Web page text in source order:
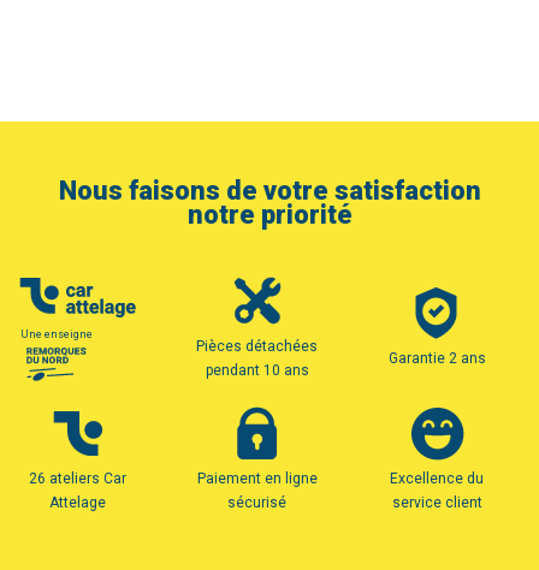
Nous faisons de votre satisfaction
notre priorité
Une enseigne
Pièces détachées
pendant 10 ans
Garantie 2 ans
26 ateliers Car
Attelage
Paiement en ligne
sécurisé
Excellence du
service client